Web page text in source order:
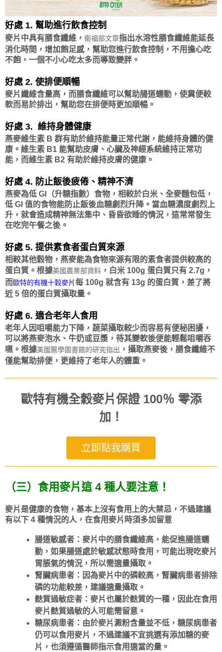
好處 1. 幫助進行飲食控制
麥片中具有膳食纖維， 衛福部文章指出水溶性膳食纖維能延長
消化時間，增加飽足感，幫助您進行飲食控制，不用擔心吃
不飽，一個不小心吃太多而導致變胖。
好處 2. 使排便順暢
麥片纖維含量高，而膳食纖維可以幫助腸道蠕動，使糞便較
軟而易於排出，幫助您在排便時更加順暢。
好處 3. 維持身體健康
燕麥維生素 B 群有助於維持能量正常代謝，能維持身體的健
康。維生素 B1 能幫助皮膚、心臟及神經系統維持正常功
能，而維生素 B2 有助於維持皮膚的健康。
好處 4. 防止飯後疲倦、精神不濟
燕麥為低 GI（升糖指數）食物，相較於白米、全麥麵包低，
低 GI 值的食物能防止飯後血糖劇烈升降。當血糖濃度劇烈上
升，就會造成精神無法集中、昏昏欲睡的情況，這常常發生
在吃完午餐之後。
好處 5. 提供素食者蛋白質來源
相較其他穀物，燕麥能為食物來源有限的素食者提供較高的
蛋白質。根據美國農業部資料 ，白米 100g 蛋白質只有 2.7g，
而歐特的有機十穀麥片每 100g 就含有 13g 的蛋白質，差了將
近 5 倍的蛋白質攝取量。
好處 6. 適合老年人食用
老年人因咀嚼能力下降，蔬菜攝取較少而容易有便秘困擾，
可以將燕麥泡水、牛奶或豆漿，待其變軟後便能輕鬆咀嚼吞
嚥。根據美國醫學圖書館的研究指出 ，攝取燕麥後，膳食纖維不
僅能幫助排便，更維持了老年人的體重。
歐特有機全穀麥片保證 100％ 零添
加！
立即點我購買
（三）食用麥片這 4 種人要注意！
麥片是健康的食物，基本上沒有食用上的大禁忌，不過建議
有以下 4 種情況的人，在食用麥片時須多加留意
腸道敏感者：麥片中的膳食纖維高，能促進腸道蠕
動，如果腸道處於敏感狀態時食用，可能出現吃麥片
胃脹氣的情況，所以需適量攝取。
腎臟病患者：因為麥片中的磷較高，腎臟病患者排除
磷的功能較差，建議適量攝取。
麩質過敏症者：麥片也屬於麩質的一種，因此在食用
麥片麩質過敏的人可能需留意。
糖尿病患者：由於麥片澱粉含量並不低，糖尿病患者
仍可以食用麥片，不過建議不宜挑選有添加糖的麥
片，也須遵循醫師指示食用適當的量。